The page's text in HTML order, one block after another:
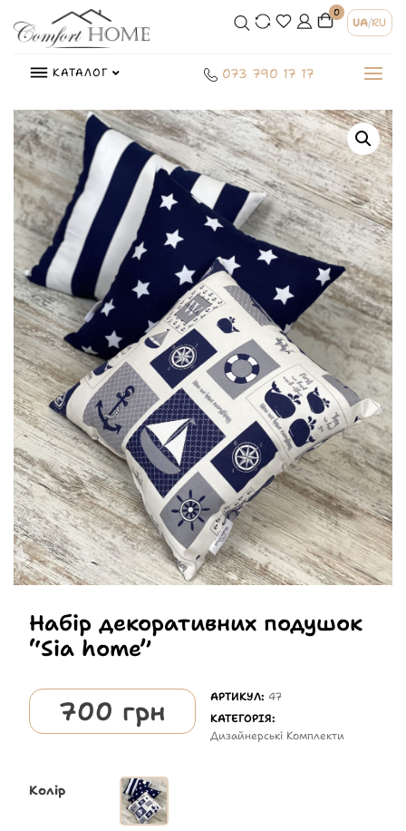
0
UA/RU
КАТАЛОГ 073 790 17 17
Набір декоративних подушок
“Sia home”
700 грн АРТИКУЛ: 47
КАТЕГОРІЯ:
Дизайнерські Комплекти
Колір